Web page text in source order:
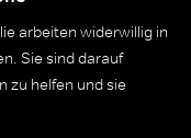
arbeiten widerwillig in
Sie sind darauf
zu helfen und sie